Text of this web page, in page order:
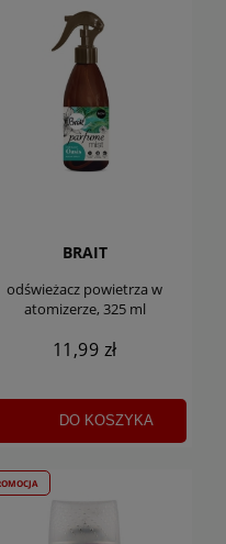
BRAIT
odświeżacz powietrza w
atomizerze, 325 ml
11,99 zł
DO KOSZYKA